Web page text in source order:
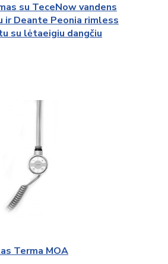
TeceNow vandens
su lėtaeigiu dangčiu
Terma MOA